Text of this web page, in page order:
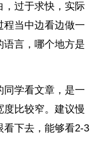
，过于求快，实际
程当中边看边做一
语言，哪个地方是
同学看文章，是一
比较窄。建议慢
看下去，能够看2-3